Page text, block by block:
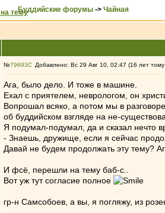
Буддийские форумы -> Чайная
№79693 Добавлено: Вс 29 Авг 10, 02:47 (16 лет
Ага, было дело. И тоже в машине.
Ехал с приятелем, неврологом, он
Вопрошал всяко, а потом мы в
об буддийском взгляде на не-
Я подумал-подумал, да и сказал нечто
- Знаешь, дружище, если я сейчас
Давай не будем продолжать эту тему?
И фсё, перешли на тему баб-с..
Вот уж тут согласие полное
гр-н Самсобоев, а вы, я погляжу, из